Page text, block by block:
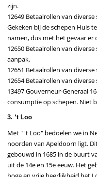
zijn.
12649 Betaalrollen van
Gekeken bij de schepen Huis
namen, dus met het gevaar er
12650 Betaalrollen van
aanpak.
12651 Betaalrollen van diverse
12654 Betaalrollen van diverse
13497 Gouverneur-Generaal
consumptie op schepen. Niet
3. ‘t Loo
Met " 't Loo" bedoelen we in
noorden van Apeldoorn ligt.
gebouwd in 1685 in de buurt
uit de 14e en 15e eeuw. Het